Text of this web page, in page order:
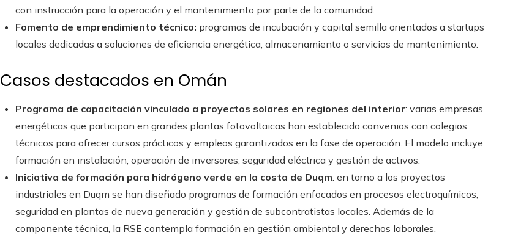
con instrucción para la operación y el mantenimiento por parte de la comunidad.
Fomento de emprendimiento técnico: programas de incubación y capital semilla orientados a startups
locales dedicadas a soluciones de eficiencia energética, almacenamiento o servicios de mantenimiento.
Casos destacados en Omán
Programa de capacitación vinculado a proyectos solares en regiones del interior: varias empresas
energéticas que participan en grandes plantas fotovoltaicas han establecido convenios con colegios
técnicos para ofrecer cursos prácticos y empleos garantizados en la fase de operación. El modelo incluye
formación en instalación, operación de inversores, seguridad eléctrica y gestión de activos.
Iniciativa de formación para hidrógeno verde en la costa de Duqm: en torno a los proyectos
industriales en Duqm se han diseñado programas de formación enfocados en procesos electroquímicos,
seguridad en plantas de nueva generación y gestión de subcontratistas locales. Además de la
componente técnica, la RSE contempla formación en gestión ambiental y derechos laborales.